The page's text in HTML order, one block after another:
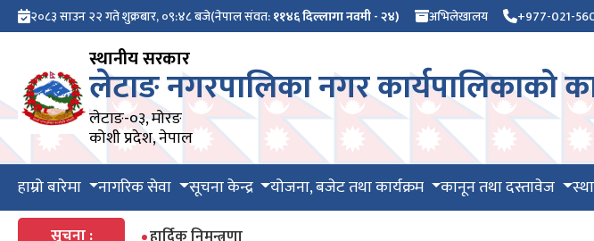
२०८३ साउन २२ गते शुक्रबार, ०९:४८ बजे(नेपाल संवत:११४६ दिल्लागा नवमी - २४) अभिलेखालय +977-021-
स्थानीय सरकार
लेटाङ नगरपालिका नगर कार्यपालिकाको
लेटाङ-०३, मोरङ
कोशी प्रदेश, नेपाल
हाम्रो बारेमा नागरिक सेवा सूचना केन्द्र योजना, बजेट तथा कार्यक्रम कानून तथा दस्तावेज
सूचना :